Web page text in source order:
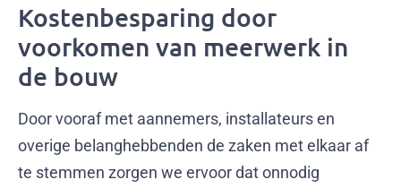
Kostenbesparing door
voorkomen van meerwerk in
de bouw
Door vooraf met aannemers, installateurs en
overige belanghebbenden de zaken met elkaar af
te stemmen zorgen we ervoor dat onnodig